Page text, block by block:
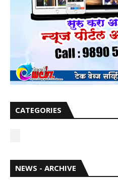
CATEGORIES
NEWS - ARCHIVE